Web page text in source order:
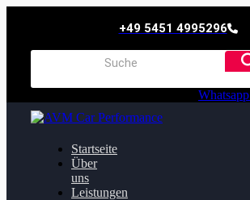
+49 5451 4995296
Whatsapp
Startseite
Über
uns
Leistungen